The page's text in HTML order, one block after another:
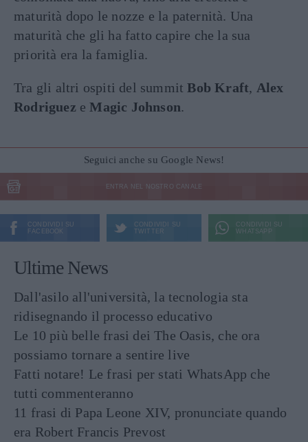
maturità dopo le nozze e la paternità. Una
maturità che gli ha fatto capire che la sua
priorità era la famiglia.
Tra gli altri ospiti del summitBob Kraft, Alex
Rodriguez eMagic Johnson.
Seguici anche su Google News!
ENTRA NEL NOSTRO CANALE
CONDIVIDI SU
FACEBOOK
CONDIVIDI SU
TWITTER
CONDIVIDI SU
WHATSAPP
Ultime News
Dall'asilo all'università, la tecnologia sta
ridisegnando il processo educativo
Le 10 più belle frasi dei The Oasis, che ora
possiamo tornare a sentire live
Fatti notare! Le frasi per stati WhatsApp che
tutti commenteranno
11 frasi di Papa Leone XIV, pronunciate quando
era Robert Francis Prevost